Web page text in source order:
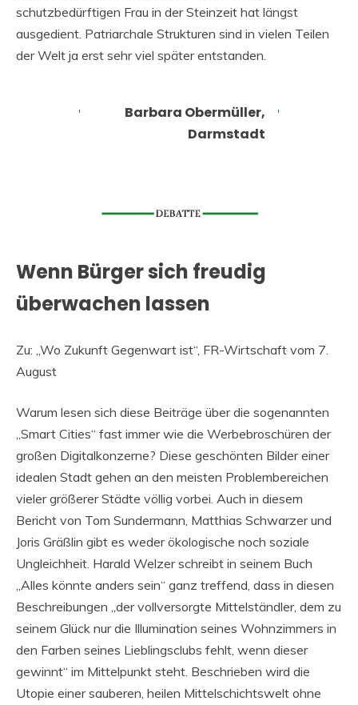
schutzbedürftigen Frau in der Steinzeit hat längst
ausgedient. Patriarchale Strukturen sind in vielen Teilen
der Welt ja erst sehr viel später entstanden.
Barbara Obermüller,
Darmstadt
Wenn Bürger sich freudig
überwachen lassen
Zu: „Wo Zukunft Gegenwart ist“, FR-Wirtschaft vom 7.
August
Warum lesen sich diese Beiträge über die sogenannten
„Smart Cities“ fast immer wie die Werbebroschüren der
großen Digitalkonzerne? Diese geschönten Bilder einer
idealen Stadt gehen an den meisten Problembereichen
vieler größerer Städte völlig vorbei. Auch in diesem
Bericht von Tom Sundermann, Matthias Schwarzer und
Joris Gräßlin gibt es weder ökologische noch soziale
Ungleichheit. Harald Welzer schreibt in seinem Buch
„Alles könnte anders sein“ ganz treffend, dass in diesen
Beschreibungen „der vollversorgte Mittelständler, dem zu
seinem Glück nur die Illumination seines Wohnzimmers in
den Farben seines Lieblingsclubs fehlt, wenn dieser
gewinnt“ im Mittelpunkt steht. Beschrieben wird die
Utopie einer sauberen, heilen Mittelschichtswelt ohne